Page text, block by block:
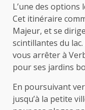
L’une des options
Cet itinéraire
Majeur, et se
scintillantes du
vous arrêter à
pour ses jardins
En poursuivant
jusqu’à la petite